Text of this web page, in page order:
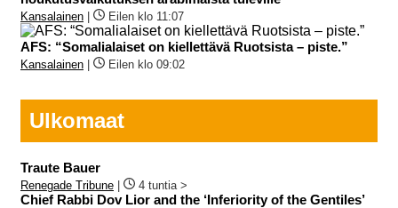
Kansalainen Eilen klo 11:07
AFS: “Somalialaiset on kiellettävä Ruotsista – piste.”
Kansalainen Eilen klo 09:02
Ulkomaat
Traute Bauer
Renegade Tribune 4 tuntia >
Chief Rabbi Dov Lior and the ‘Inferiority of the Gentiles’